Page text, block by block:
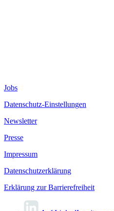
Jobs
Datenschutz-Einstellungen
Newsletter
Presse
Impressum
Datenschutzerklärung
Erklärung zur Barrierefreiheit